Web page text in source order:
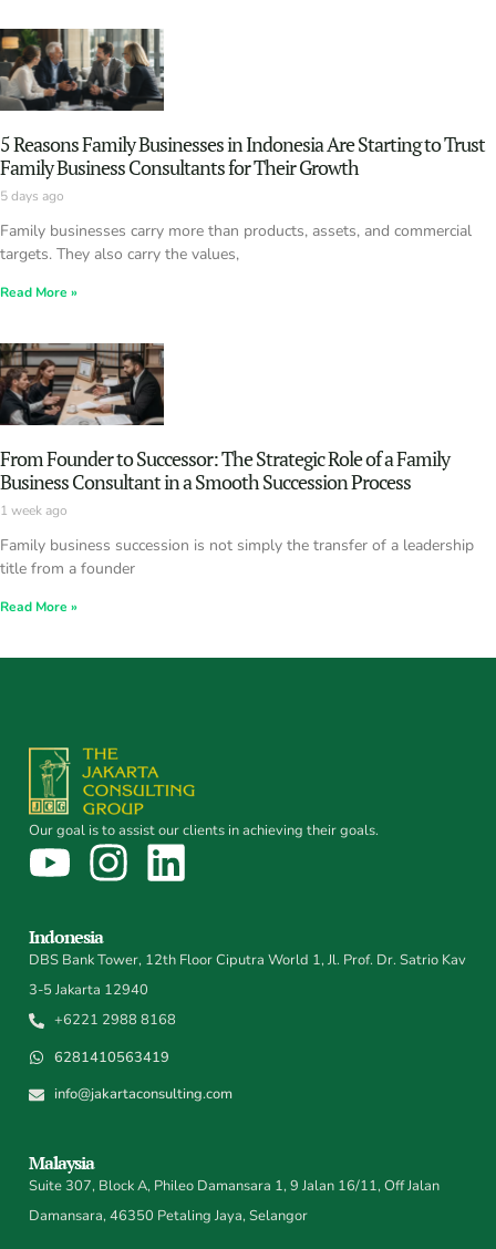
5 Reasons Family Businesses in Indonesia Are Starting to Trust
Family Business Consultants for Their Growth
5 days ago
Family businesses carry more than products, assets, and commercial
targets. They also carry the values,
Read More »
From Founder to Successor: The Strategic Role of a Family
Business Consultant in a Smooth Succession Process
1 week ago
Family business succession is not simply the transfer of a leadership
title from a founder
Read More »
Our goal is to assist our clients in achieving their goals.
Indonesia
DBS Bank Tower, 12th Floor Ciputra World 1, Jl. Prof. Dr. Satrio Kav
3-5 Jakarta 12940
+6221 2988 8168
6281410563419
info@jakartaconsulting.com
Malaysia
Suite 307, Block A, Phileo Damansara 1, 9 Jalan 16/11, Off Jalan
Damansara, 46350 Petaling Jaya, Selangor